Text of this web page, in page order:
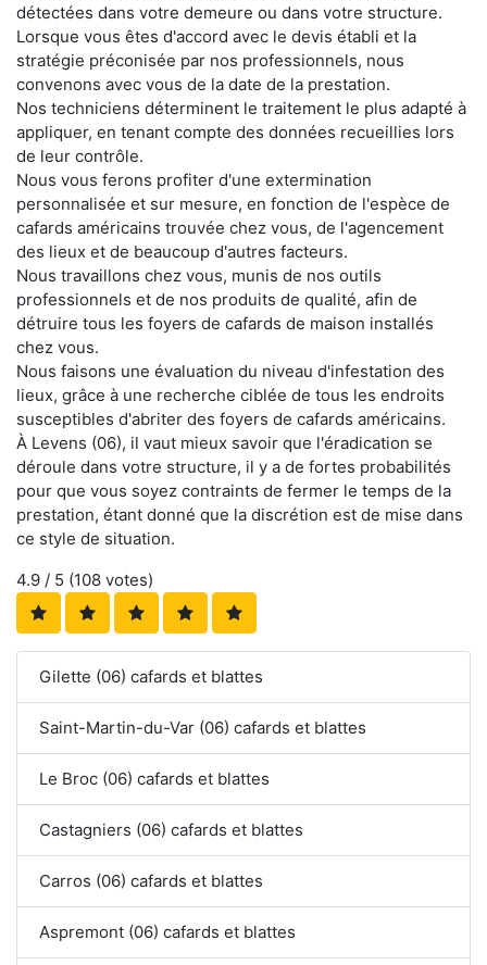
détectées dans votre demeure ou dans votre structure.
Lorsque vous êtes d'accord avec le devis établi et la
stratégie préconisée par nos professionnels, nous
convenons avec vous de la date de la prestation.
Nos techniciens déterminent le traitement le plus adapté à
appliquer, en tenant compte des données recueillies lors
de leur contrôle.
Nous vous ferons profiter d'une extermination
personnalisée et sur mesure, en fonction de l'espèce de
cafards américains trouvée chez vous, de l'agencement
des lieux et de beaucoup d'autres facteurs.
Nous travaillons chez vous, munis de nos outils
professionnels et de nos produits de qualité, afin de
détruire tous les foyers de cafards de maison installés
chez vous.
Nous faisons une évaluation du niveau d'infestation des
lieux, grâce à une recherche ciblée de tous les endroits
susceptibles d'abriter des foyers de cafards américains.
À Levens (06), il vaut mieux savoir que l'éradication se
déroule dans votre structure, il y a de fortes probabilités
pour que vous soyez contraints de fermer le temps de la
prestation, étant donné que la discrétion est de mise dans
ce style de situation.
4.9 / 5 (108 votes)
Gilette (06) cafards et blattes
Saint-Martin-du-Var (06) cafards et blattes
Le Broc (06) cafards et blattes
Castagniers (06) cafards et blattes
Carros (06) cafards et blattes
Aspremont (06) cafards et blattes